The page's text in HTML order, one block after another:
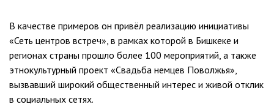
В качестве примеров он привёл реализацию инициативы
«Сеть центров встреч», в рамках которой в Бишкеке и
регионах страны прошло более 100 мероприятий, а также
этнокультурный проект «Свадьба немцев Поволжья»,
вызвавший широкий общественный интерес и живой отклик
в социальных сетях.